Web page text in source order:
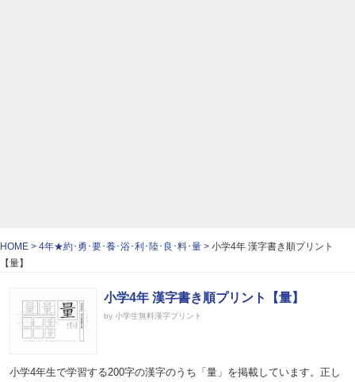
HOME 4年★約･勇･要･養･浴･利･陸･良･料･量
小学4年 漢字書き順プリント
【量】
小学4年 漢字書き順プリント【量】
by 小学生無料漢字プリント
小学4年生で学習する200字の漢字のうち「量」を掲載しています。正し